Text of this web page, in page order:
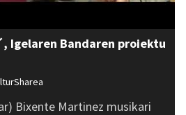
Igelaren Bandaren proiektu
Bixente Martinez musikari